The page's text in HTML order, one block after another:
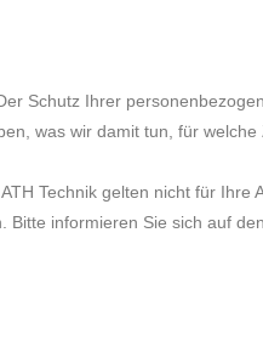
Schutz Ihrer
was wir damit tun, für
Technik gelten nicht für Ihre
informieren Sie sich auf